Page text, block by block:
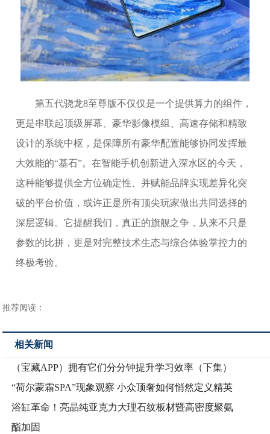
第五代骁龙8至尊版不仅仅是一个提供算力的组件，
更是串联起顶级屏幕、豪华影像模组、高速存储和精致
设计的系统中枢，是保障所有豪华配置能够协同发挥最
大效能的“基石”。在智能手机创新进入深水区的今天，
这种能够提供全方位确定性、并赋能品牌实现差异化突
破的平台价值，或许正是所有顶尖玩家做出共同选择的
深层逻辑。它提醒我们，真正的旗舰之争，从来不只是
参数的比拼，更是对完整技术生态与综合体验掌控力的
终极考验。
推荐阅读：
相关新闻
（宝藏APP）拥有它们分分钟提升学习效率（下集）
“荷尔蒙霜SPA”现象观察 小众顶奢如何悄然定义精英
浴缸革命！亮晶纯亚克力大理石纹板材暨高密度聚氨
酯加固